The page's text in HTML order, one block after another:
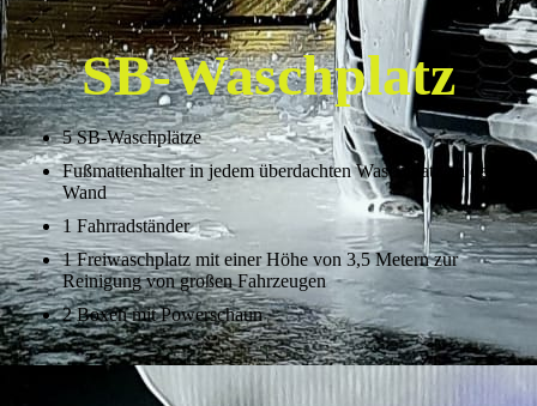
SB-Waschplatz
5 SB-Waschplätze
Fußmattenhalter in jedem überdachten Waschplatz an der
Wand
1 Fahrradständer
1 Freiwaschplatz mit einer Höhe von 3,5 Metern zur
Reinigung von großen Fahrzeugen
2 Boxen mit Powerschaun